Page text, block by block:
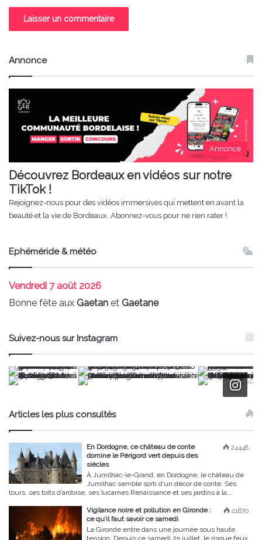
Annonce
Annonce
Découvrez Bordeaux en vidéos sur notre
TikTok !
Rejoignez-nous pour des vidéos immersives qui mettent en avant la
beauté et la vie de Bordeaux. Abonnez-vous pour ne rien rater !
Ephéméride & météo
Vendredi 7 août 2026
Bonne fête aux Gaetan et Gaetane
Suivez-nous sur Instagram
Articles les plus consultés
24448
En Dordogne, ce château de conte
domine le Périgord vert depuis des
siècles
À Jumilhac-le-Grand, en Dordogne, le château de
Jumilhac semble sorti d’un décor de conte. Ses
tours, ses toits d’ardoise, ses lucarnes Renaissance et ses jardins à la...
21670
Vigilance noire et pollution en Gironde :
ce qu’il faut savoir ce samedi
La Gironde entre dans une journée sous haute
tension. Depuis ce samedi 25 juillet, le risque feux